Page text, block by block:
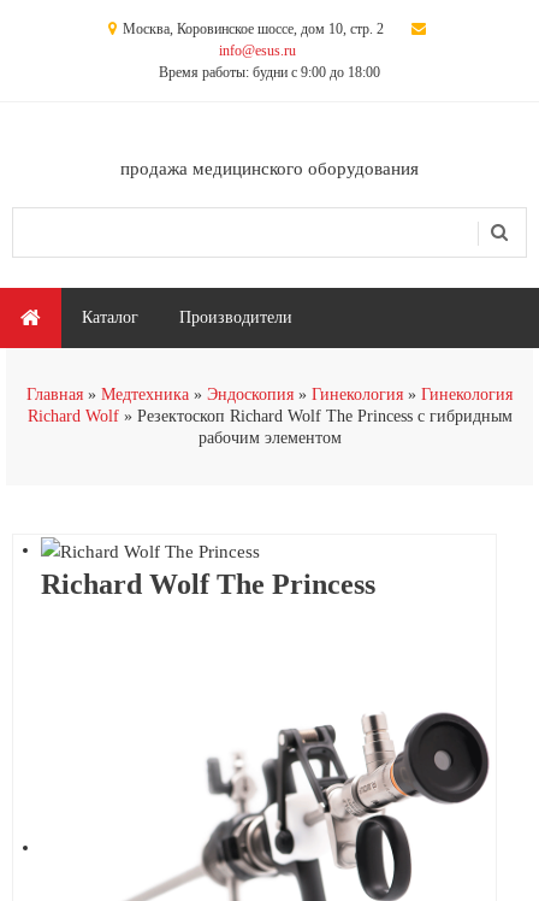
Москва, Коровинское шоссе, дом 10, стр. 2
info@esus.ru
Время работы: будни с 9:00 до 18:00
продажа медицинского оборудования
Главное меню
Каталог Производители
Главная Медтехника Эндоскопия Гинекология
Гинекология
Richard Wolf
Резектоскоп Richard Wolf The Princess с гибридным
рабочим элементом
Richard Wolf The Princess